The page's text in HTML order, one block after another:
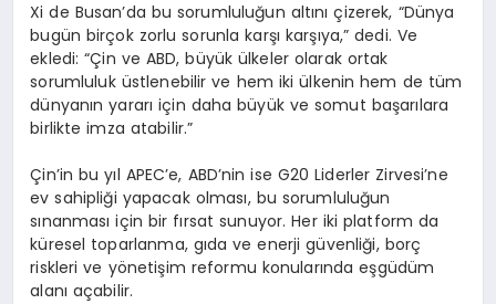
Xi de Busan’da bu sorumluluğun altını çizerek, “Dünya
bugün birçok zorlu sorunla karşı karşıya,” dedi. Ve
ekledi: “Çin ve ABD, büyük ülkeler olarak ortak
sorumluluk üstlenebilir ve hem iki ülkenin hem de tüm
dünyanın yararı için daha büyük ve somut başarılara
birlikte imza atabilir.”
Çin’in bu yıl APEC’e, ABD’nin ise G20 Liderler Zirvesi’ne
ev sahipliği yapacak olması, bu sorumluluğun
sınanması için bir fırsat sunuyor. Her iki platform da
küresel toparlanma, gıda ve enerji güvenliği, borç
riskleri ve yönetişim reformu konularında eşgüdüm
alanı açabilir.